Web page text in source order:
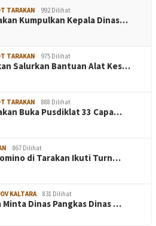
TARAKAN 992 Dilihat
Kumpulkan Kepala Dinas…
TARAKAN 975 Dilihat
Salurkan Bantuan Alat Kes…
TARAKAN 888 Dilihat
Buka Pusdiklat 33 Capa…
867 Dilihat
di Tarakan Ikuti Turn…
KALTARA 831 Dilihat
Dinas Pangkas Dinas …